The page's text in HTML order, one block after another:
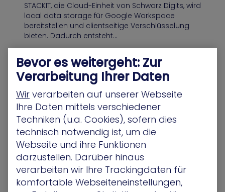
STACKIT, die Cloud-Einheit von Schwarz Digits, wird
local data storage für Google Workspace
bereitstellen und clientseitige Verschlüsselung
bieten. Dadurch entsteht…
Pressemitteilung
Proaktive Cloud-Sicherheit durch Continuous
Threat Exposure Management (CTEM)
Cloud-Lösungen sind heute allgegenwärtig und
bieten Unternehmen Flexibilität und Effizienz.
Gleichzeitig sind sie jedoch zunehmend
Angriffszielen ausgesetzt. Im Jahr 2023…
Bevor es weitergeht: Zur
Verarbeitung Ihrer Daten
Wir verarbeiten auf unserer Webseite
Ihre Daten mittels verschiedener
Techniken (u.a. Cookies), sofern dies
technisch notwendig ist, um die
Webseite und ihre Funktionen
darzustellen. Darüber hinaus
verarbeiten wir Ihre Trackingdaten für
komfortable Webseiteneinstellungen,